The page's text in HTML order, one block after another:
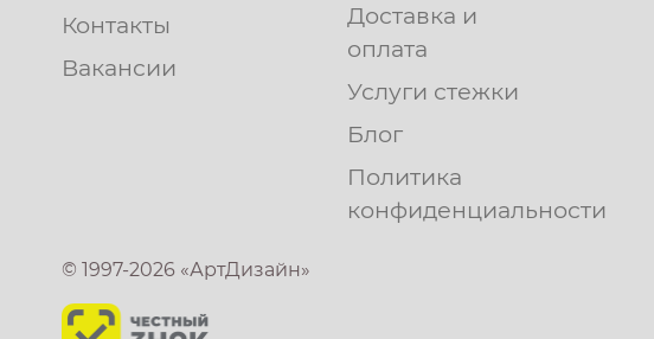
Контакты
Вакансии
Доставка и
оплата
Услуги стежки
Блог
Политика
конфиденциальности
© 1997-2026 «АртДизайн»